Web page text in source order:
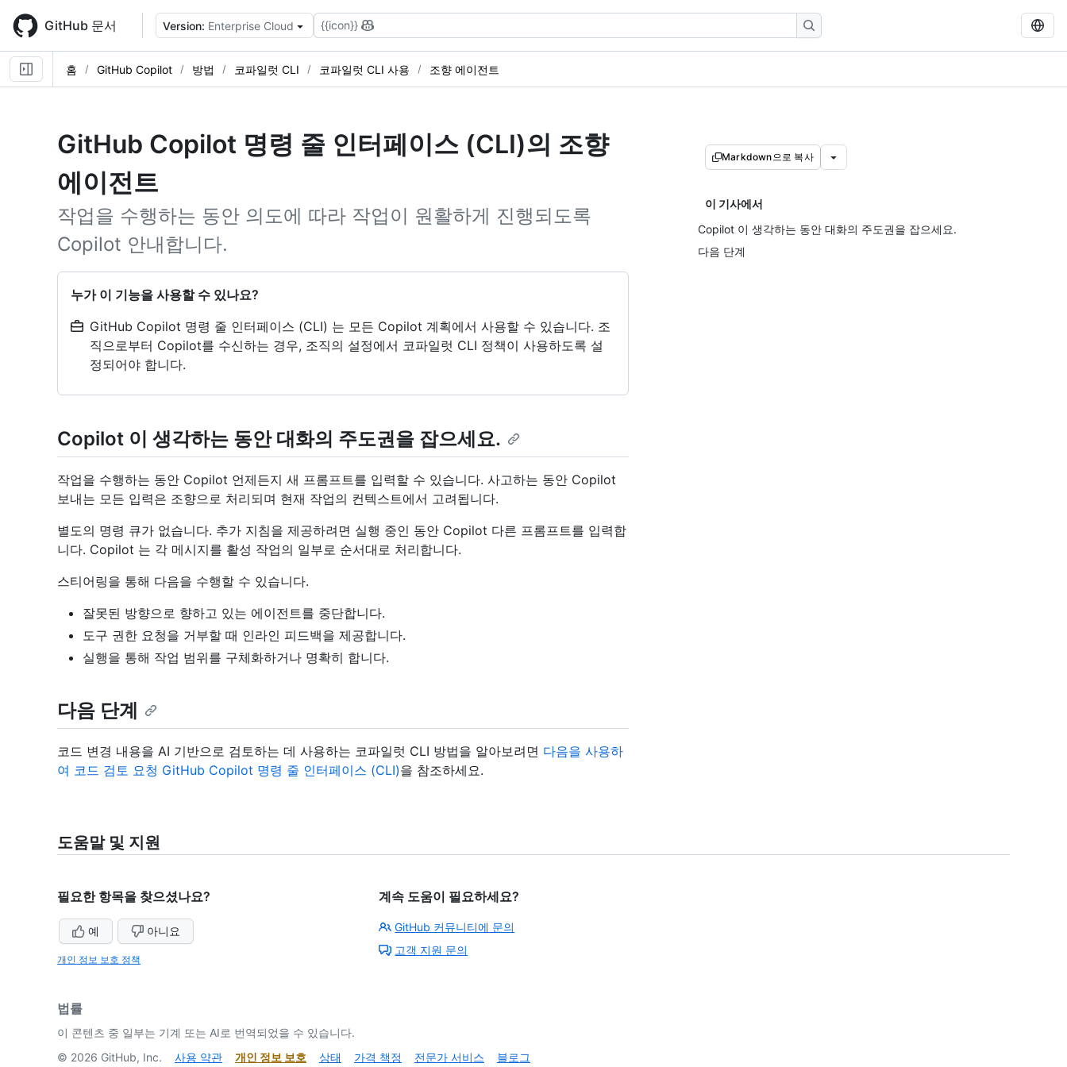
main
content
GitHub 문서 Version: Enterprise Cloud {{icon}}
홈 GitHub Copilot 방법 코파일럿 CLI 코파일럿 CLI 사용 조향 에이전트
GitHub Copilot 명령 줄 인터페이스 (CLI)의 조향
에이전트
작업을 수행하는 동안 의도에 따라 작업이 원활하게 진행되도록
Copilot 안내합니다.
누가 이 기능을 사용할 수 있나요?
GitHub Copilot 명령 줄 인터페이스 (CLI) 는 모든 Copilot 계획에서 사용할 수 있습니다. 조
직으로부터 Copilot를 수신하는 경우, 조직의 설정에서 코파일럿 CLI 정책이 사용하도록 설
정되어야 합니다.
Markdown으로 복사
이 기사에서
Copilot 이 생각하는 동안 대화의 주도권을 잡으세요.
다음 단계
Copilot 이 생각하는 동안 대화의 주도권을 잡으세요.
작업을 수행하는 동안 Copilot 언제든지 새 프롬프트를 입력할 수 있습니다. 사고하는 동안 Copilot
보내는 모든 입력은 조향으로 처리되며 현재 작업의 컨텍스트에서 고려됩니다.
별도의 명령 큐가 없습니다. 추가 지침을 제공하려면 실행 중인 동안 Copilot 다른 프롬프트를 입력합
니다. Copilot 는 각 메시지를 활성 작업의 일부로 순서대로 처리합니다.
스티어링을 통해 다음을 수행할 수 있습니다.
잘못된 방향으로 향하고 있는 에이전트를 중단합니다.
도구 권한 요청을 거부할 때 인라인 피드백을 제공합니다.
실행을 통해 작업 범위를 구체화하거나 명확히 합니다.
다음 단계
코드 변경 내용을 AI 기반으로 검토하는 데 사용하는 코파일럿 CLI 방법을 알아보려면 다음을 사용하
여 코드 검토 요청 GitHub Copilot 명령 줄 인터페이스 (CLI)을 참조하세요.
도움말 및 지원
필요한 항목을 찾으셨나요?
예 아니요
개인 정보 보호 정책
계속 도움이 필요하세요?
GitHub 커뮤니티에 문의
고객 지원 문의
법률
이 콘텐츠 중 일부는 기계 또는 AI로 번역되었을 수 있습니다.
© 2026 GitHub, Inc. 사용 약관 개인 정보 보호 상태 가격 책정 전문가 서비스 블로그